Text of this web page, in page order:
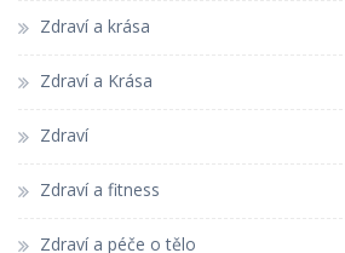
Zdraví a krása
Zdraví a Krása
Zdraví
Zdraví a fitness
Zdraví a péče o tělo